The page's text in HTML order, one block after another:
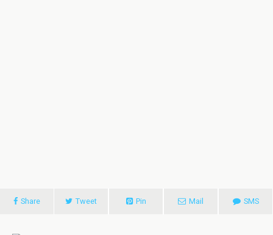
Share Tweet Pin Mail SMS